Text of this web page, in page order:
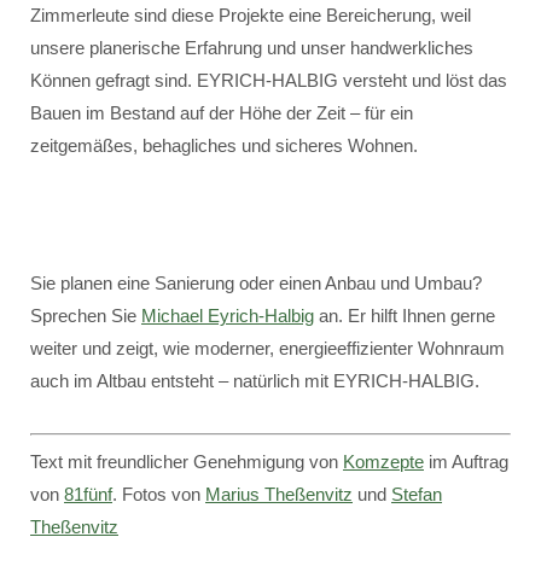
Zimmerleute sind diese Projekte eine Bereicherung, weil
unsere planerische Erfahrung und unser handwerkliches
Können gefragt sind. EYRICH-HALBIG versteht und löst das
Bauen im Bestand auf der Höhe der Zeit – für ein
zeitgemäßes, behagliches und sicheres Wohnen.
Sie planen eine Sanierung oder einen Anbau und Umbau?
Sprechen Sie Michael Eyrich-Halbig an. Er hilft Ihnen gerne
weiter und zeigt, wie moderner, energieeffizienter Wohnraum
auch im Altbau entsteht – natürlich mit EYRICH-HALBIG.
Text mit freundlicher Genehmigung von Komzepte im Auftrag
von 81fünf. Fotos von Marius Theßenvitz und Stefan
Theßenvitz